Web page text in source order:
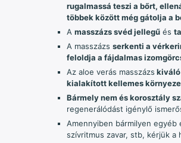
rugalmassá teszi a bőrt,
többek között még gátolja a
A masszázs svéd jellegű és
A masszázs serkenti a
feloldja a fájdalmas
Az aloe verás masszázs kiváló
kialakított kellemes
Bármely nem és korosztály
regenerálódást igénylő
Amennyiben bármilyen
szívritmus zavar, stb, kérjük